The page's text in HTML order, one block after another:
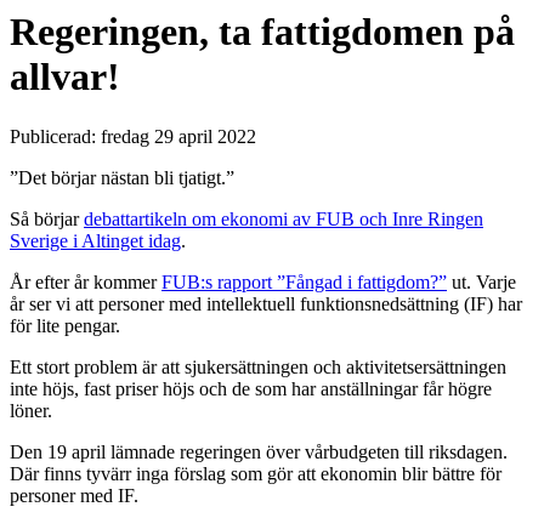
Regeringen, ta fattigdomen på
allvar!
Publicerad: fredag 29 april 2022
”Det börjar nästan bli tjatigt.”
Så börjardebattartikeln om ekonomi av FUB och Inre Ringen
Sverige i Altinget idag.
År efter år kommerFUB:s rapport ”Fångad i fattigdom?” ut. Varje
år ser vi att personer med intellektuell funktionsnedsättning (IF) har
för lite pengar.
Ett stort problem är att sjukersättningen och aktivitetsersättningen
inte höjs, fast priser höjs och de som har anställningar får högre
löner.
Den 19 april lämnade regeringen över vårbudgeten till riksdagen.
Där finns tyvärr inga förslag som gör att ekonomin blir bättre för
personer med IF.